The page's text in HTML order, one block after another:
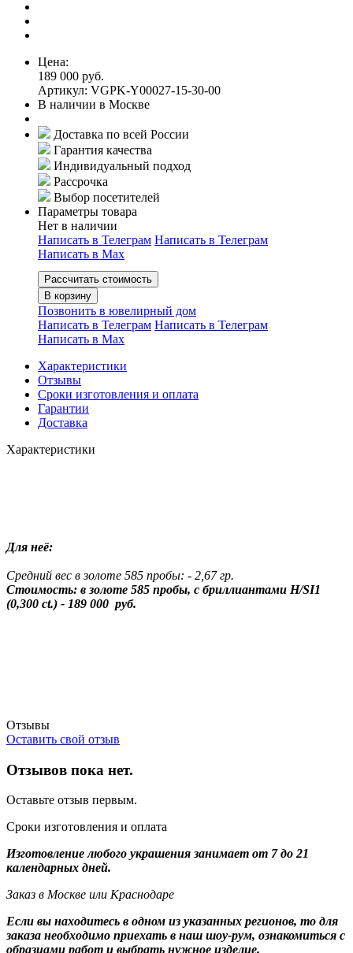
Цена:
189 000 руб.
Артикул: VGPK-Y00027-15-30-00
В наличии в Москве
Доставка по всей России
Гарантия качества
Индивидуальный подход
Рассрочка
Выбор посетителей
Параметры товара
Нет в наличии
Написать в Телеграм Написать в Телеграм
Написать в Мах
Рассчитать стоимость
В корзину
Позвонить в ювелирный дом
Написать в Телеграм Написать в Телеграм
Написать в Мах
Характеристики
Отзывы
Сроки изготовления и оплата
Гарантии
Доставка
Характеристики
Для неё:
Средний вес в золоте 585 пробы: - 2,67 гр.
Стоимость: в золоте 585 пробы, с бриллиантами H/SI1
(0,300 ct.) - 189 000 руб.
Отзывы
Оставить свой отзыв
Отзывов пока нет.
Оставьте отзыв первым.
Сроки изготовления и оплата
Изготовление любого украшения занимает от 7 до 21
календарных дней.
Заказ в Москве или Краснодаре
Если вы находитесь в одном из указанных регионов, то для
заказа необходимо приехать в наш шоу-рум, ознакомиться с
образцами работ и выбрать нужное изделие.